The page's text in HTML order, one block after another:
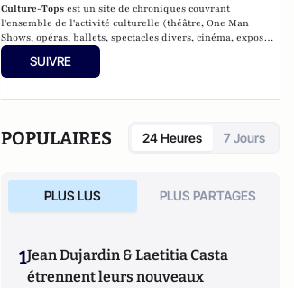
Culture-Tops est un site de chroniques couvrant
l'ensemble de l'activité culturelle (théâtre, One Man
Shows, opéras, ballets, spectacles divers, cinéma, expos,
livres, etc.).
SUIVRE
POPULAIRES 24 Heures 7 Jours
PLUS LUS PLUS PARTAGES
1Jean Dujardin & Laetitia Casta
étrennent leurs nouveaux